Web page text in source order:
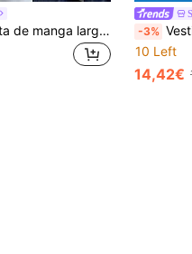
Chaqueta corta de manga larga con patchwork de encaje y denim azul oscuro, estilo casual Y2K para niñas jóvenes, verano/otoño, vuelta al colegio -3% Vestido
10 Left
14,42€